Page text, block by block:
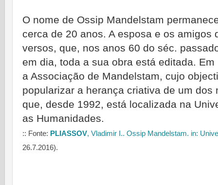
O nome de Ossip Mandelstam
cerca de 20 anos. A esposa e os amigos
versos, que, nos anos 60 do séc.
em dia, toda a sua obra está editada.
a Associação de Mandelstam, cujo
popularizar a herança criativa de um dos
que, desde 1992, está localizada na
as Humanidades.
:: Fonte: PLIASSOV, Vladimir I.. Ossip Mandelstam. in:
26.7.2016).